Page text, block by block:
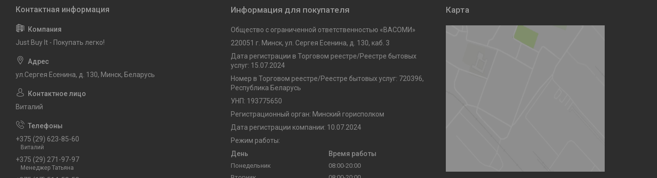
Just Buy It - Покупать легко!
ул.Сергея Есенина, д. 130, Минск, Беларусь
Виталий
+375 (29) 623-85-60
Виталий
+375 (29) 271-97-97
Менеджер Татьяна
Информация для покупателя
Общество с ограниченной ответственностью «ВАСОМИ»
220051 г. Минск, ул. Сергея Есенина, д. 130, каб. 3
Дата регистрации в Торговом реестре/Реестре бытовых
услуг: 15.07.2024
Номер в Торговом реестре/Реестре бытовых услуг: 720396,
Республика Беларусь
УНП: 193775650
Регистрационный орган: Минский горисполком
Дата регистрации компании: 10.07.2024
Режим работы:
День
Время работы
Понедельник
08:00-20:00
Карта